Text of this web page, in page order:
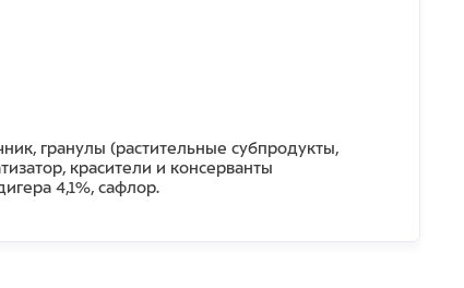
гранулы (растительные субпродукты,
красители и консерванты
4,1%, сафлор.